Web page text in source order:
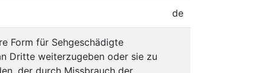
de
Form für Sehgeschädigte
Dritte weiterzugeben oder sie zu
der durch Missbrauch der